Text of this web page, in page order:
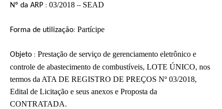
Nº da ARP : 03/2018 – SEAD
Forma de utilização: Partícipe
Objeto : Prestação de serviço de gerenciamento eletrônico e
controle de abastecimento de combustíveis, LOTE ÚNICO, nos
termos da ATA DE REGISTRO DE PREÇOS Nº 03/2018,
Edital de Licitação e seus anexos e Proposta da
CONTRATADA.